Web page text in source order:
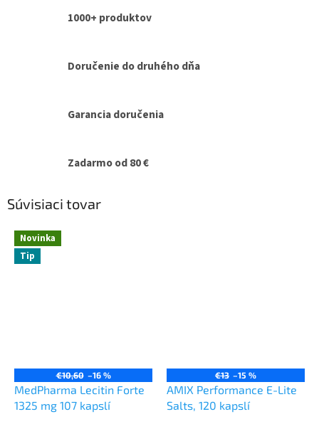
1000+ produktov
Doručenie do druhého dňa
Garancia doručenia
Zadarmo od 80 €
Súvisiaci tovar
Novinka
Tip
€10,60 –16 %
MedPharma Lecitin Forte
1325 mg 107 kapslí
€13 –15 %
AMIX Performance E-Lite
Salts, 120 kapslí